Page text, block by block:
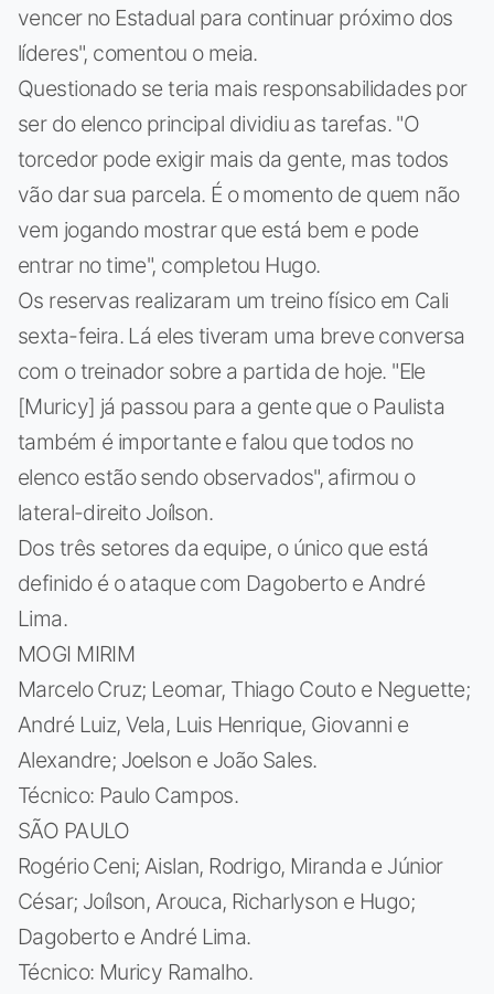
vencer no Estadual para continuar próximo dos
líderes", comentou o meia.
Questionado se teria mais responsabilidades por
ser do elenco principal dividiu as tarefas. "O
torcedor pode exigir mais da gente, mas todos
vão dar sua parcela. É o momento de quem não
vem jogando mostrar que está bem e pode
entrar no time", completou Hugo.
Os reservas realizaram um treino físico em Cali
sexta-feira. Lá eles tiveram uma breve conversa
com o treinador sobre a partida de hoje. "Ele
[Muricy] já passou para a gente que o Paulista
também é importante e falou que todos no
elenco estão sendo observados", afirmou o
lateral-direito Joílson.
Dos três setores da equipe, o único que está
definido é o ataque com Dagoberto e André
Lima.
MOGI MIRIM
Marcelo Cruz; Leomar, Thiago Couto e Neguette;
André Luiz, Vela, Luis Henrique, Giovanni e
Alexandre; Joelson e João Sales.
Técnico: Paulo Campos.
SÃO PAULO
Rogério Ceni; Aislan, Rodrigo, Miranda e Júnior
César; Joílson, Arouca, Richarlyson e Hugo;
Dagoberto e André Lima.
Técnico: Muricy Ramalho.